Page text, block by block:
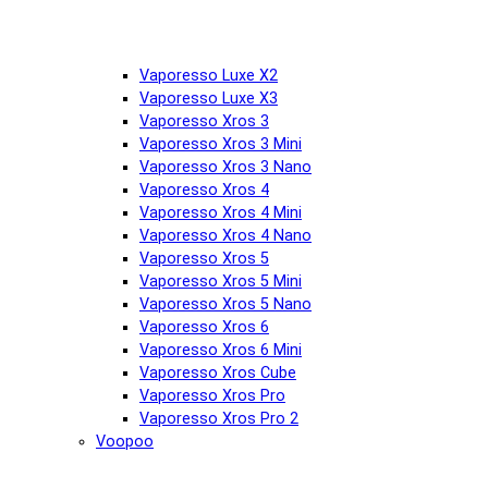
Vaporesso Luxe X2
Vaporesso Luxe X3
Vaporesso Xros 3
Vaporesso Xros 3 Mini
Vaporesso Xros 3 Nano
Vaporesso Xros 4
Vaporesso Xros 4 Mini
Vaporesso Xros 4 Nano
Vaporesso Xros 5
Vaporesso Xros 5 Mini
Vaporesso Xros 5 Nano
Vaporesso Xros 6
Vaporesso Xros 6 Mini
Vaporesso Xros Cube
Vaporesso Xros Pro
Vaporesso Xros Pro 2
Voopoo